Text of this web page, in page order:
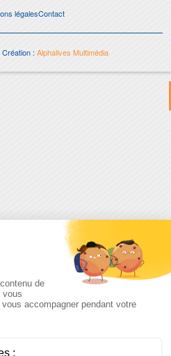
légalesContact
: Alphalives Multimédia